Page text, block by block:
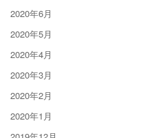
2020年6月
2020年5月
2020年4月
2020年3月
2020年2月
2020年1月